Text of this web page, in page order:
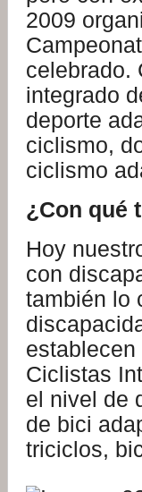
2009
celebrado.
integrado
deporte
ciclismo,
ciclismo
¿Con qué
Hoy
con
también lo
Ciclistas
el nivel de
de bici
triciclos,